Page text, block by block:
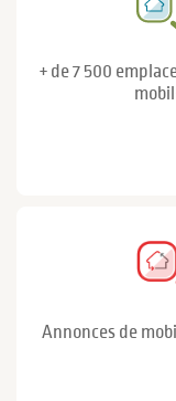
+ de 7 500
Annonces de